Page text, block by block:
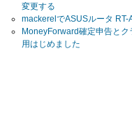
変更する
mackerelでASUSルータ
MoneyForward確定申告と
用はじめました